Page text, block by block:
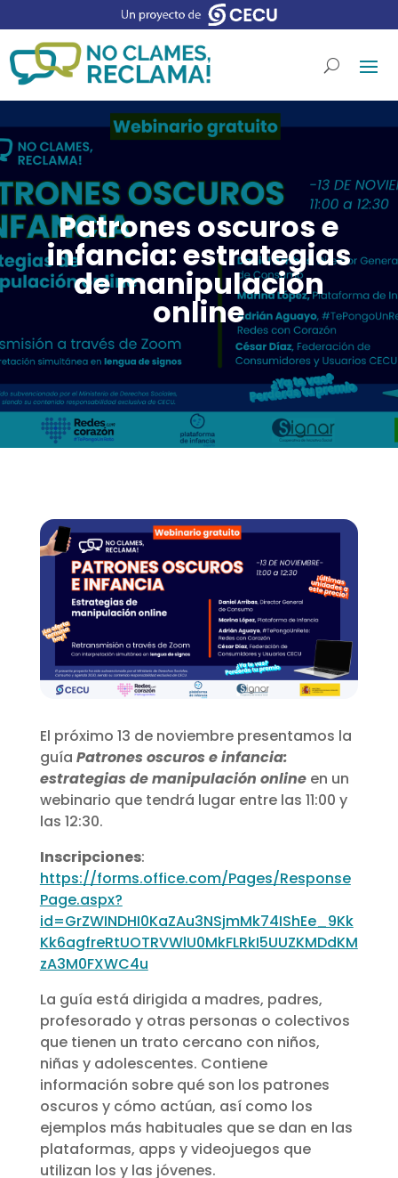
Patrones oscuros e
infancia: estrategias
de manipulación
online
El próximo 13 de noviembre presentamos la
guía Patrones oscuros e infancia:
estrategias de manipulación onlineen un
webinario que tendrá lugar entre las 11:00 y
las 12:30.
Inscripciones:
https://forms.office.com/Pages/Response
Page.aspx?
id=GrZWINDHI0KaZAu3NSjmMk74IShEe_9Kk
Kk6agfreRtUOTRVWlU0MkFLRkI5UUZKMDdKM
zA3M0FXWC4u
La guía está dirigida a madres, padres,
profesorado y otras personas o colectivos
que tienen un trato cercano con niños,
niñas y adolescentes. Contiene
información sobre qué son los patrones
oscuros y cómo actúan, así como los
ejemplos más habituales que se dan en las
plataformas, apps y videojuegos que
utilizan los y las jóvenes.